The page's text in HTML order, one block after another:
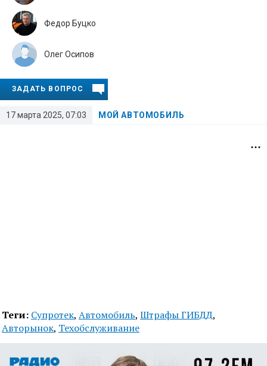
17 марта 2025, 07:03 МОЙ АВТОМОБИЛЬ
Федор Буцко
Олег Осипов
ЗАДАТЬ ВОПРОС
Теги: Супротек, Автомобиль, Штрафы ГИБДД,
Авторынок, Техобслуживание